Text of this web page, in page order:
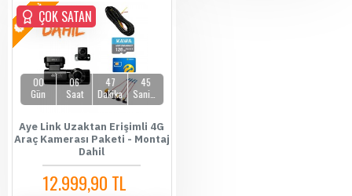
YENİÇOK SATAN
00
Gün
06
Saat
47
Dakika
45
Aye Link Uzaktan Erişimli 4G
Araç Kamerası Paketi - Montaj
Dahil
12.999,90 TL